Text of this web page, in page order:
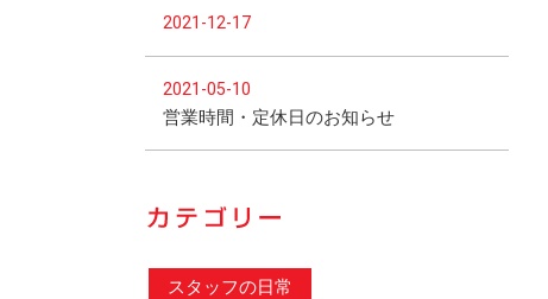
2021-12-17
2021-05-10
営業時間・定休日のお知らせ
スタッフの日常